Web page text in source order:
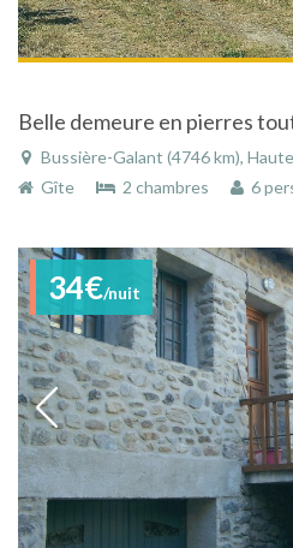
Belle demeure en pierres
Bussière-Galant (4746 km), Haute-
Gîte
2 chambres 6
34€/nuit